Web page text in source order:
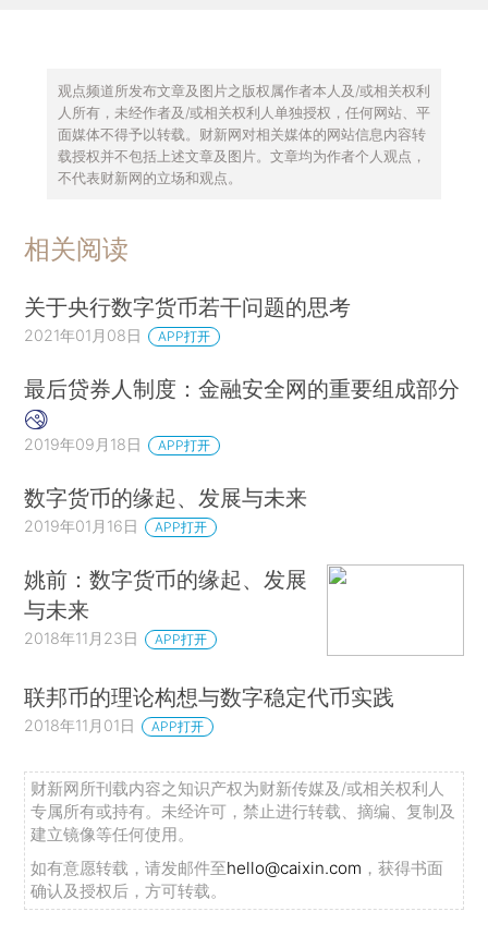
观点频道所发布文章及图片之版权属作者本人及/或相关权利
人所有，未经作者及/或相关权利人单独授权，任何网站、平
面媒体不得予以转载。财新网对相关媒体的网站信息内容转
载授权并不包括上述文章及图片。文章均为作者个人观点，
不代表财新网的立场和观点。
相关阅读
关于央行数字货币若干问题的思考
2021年01月08日 APP打开
最后贷券人制度：金融安全网的重要组成部分
2019年09月18日 APP打开
数字货币的缘起、发展与未来
2019年01月16日 APP打开
姚前：数字货币的缘起、发展
与未来
2018年11月23日 APP打开
联邦币的理论构想与数字稳定代币实践
2018年11月01日 APP打开
财新网所刊载内容之知识产权为财新传媒及/或相关权利人
专属所有或持有。未经许可，禁止进行转载、摘编、复制及
建立镜像等任何使用。
如有意愿转载，请发邮件至hello@caixin.com ，获得书面
确认及授权后，方可转载。